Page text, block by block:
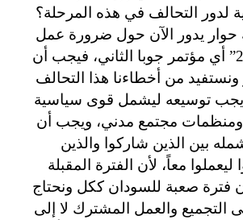
لدور التحالف في هذه المرحلة؟
حوار يدور الآن حول ضرورة عمل
“جوبا 2” أي مؤتمر جوبا الثاني، فيجب أن
ونستفيد من أخطاءنا هذا التحالف
توسيعه ليشمل قوى سياسية
مجتمع مدني، ويجب أن
بين الذين شاركوا والذين
ليعملوا معاً، لأن الفترة المقبلة
فترة صعبة للسودان ككل ونحتاج
التجميع والعمل المشترك لا إلى